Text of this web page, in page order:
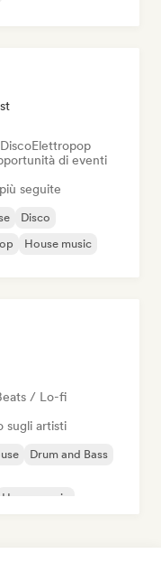
DiscoElettropop
di eventi
seguite
Disco
House music
/ Lo-fi
sugli artisti
Drum and Bass
House music